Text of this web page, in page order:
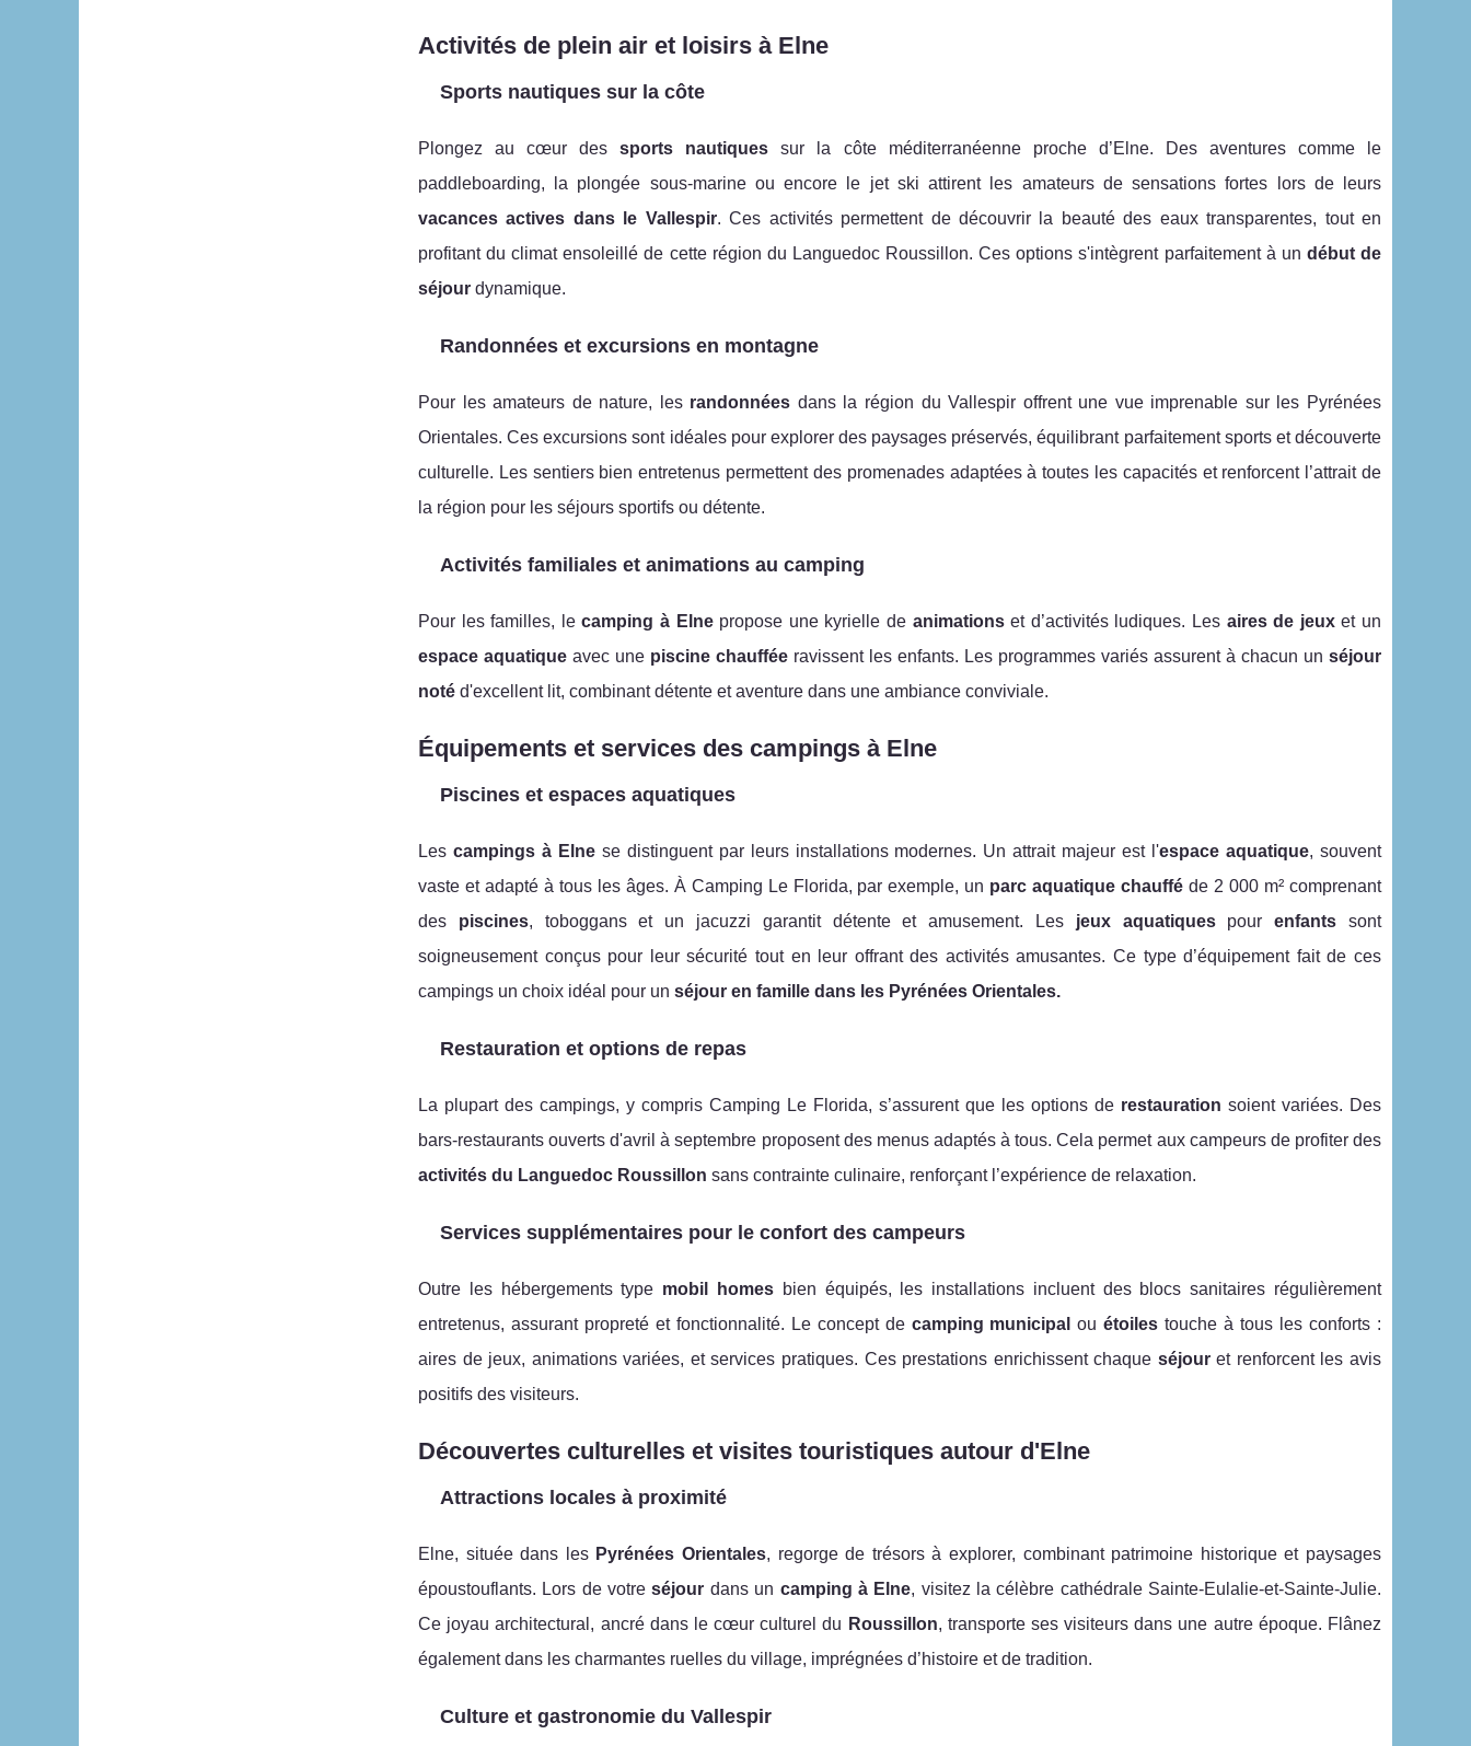
Activités de plein air et loisirs à Elne
Sports nautiques sur la côte
Plongez au cœur dessports nautiques sur la côte méditerranéenne proche d’Elne. Des aventures comme le
paddleboarding, la plongée sous-marine ou encore le jet ski attirent les amateurs de sensations fortes lors de leurs
vacances actives dans le Vallespir. Ces activités permettent de découvrir la beauté des eaux transparentes, tout en
profitant du climat ensoleillé de cette région du Languedoc Roussillon. Ces options s'intègrent parfaitement à un début de
séjour dynamique.
Randonnées et excursions en montagne
Pour les amateurs de nature, les randonnées dans la région du Vallespir offrent une vue imprenable sur les Pyrénées
Orientales. Ces excursions sont idéales pour explorer des paysages préservés, équilibrant parfaitement sports et découverte
culturelle. Les sentiers bien entretenus permettent des promenades adaptées à toutes les capacités et renforcent l’attrait de
la région pour les séjours sportifs ou détente.
Activités familiales et animations au camping
Pour les familles, lecamping à Elnepropose une kyrielle de animationset d’activités ludiques. Les aires de jeuxet un
espace aquatique avec une piscine chauffée ravissent les enfants. Les programmes variés assurent à chacun un séjour
noté d'excellent lit, combinant détente et aventure dans une ambiance conviviale.
Équipements et services des campings à Elne
Piscines et espaces aquatiques
Les campings à Elnese distinguent par leurs installations modernes. Un attrait majeur est l'espace aquatique, souvent
vaste et adapté à tous les âges. À Camping Le Florida, par exemple, un parc aquatique chauffé de 2 000 m² comprenant
des piscines, toboggans et un jacuzzi garantit détente et amusement. Les jeux aquatiquespourenfants sont
soigneusement conçus pour leur sécurité tout en leur offrant des activités amusantes. Ce type d’équipement fait de ces
campings un choix idéal pour un séjour en famille dans les Pyrénées Orientales.
Restauration et options de repas
La plupart des campings, y compris Camping Le Florida, s’assurent que les options de restauration soient variées. Des
bars-restaurants ouverts d'avril à septembre proposent des menus adaptés à tous. Cela permet aux campeurs de profiter des
activités du Languedoc Roussillon sans contrainte culinaire, renforçant l’expérience de relaxation.
Services supplémentaires pour le confort des campeurs
Outre les hébergements type mobil homesbien équipés, les installations incluent des blocs sanitaires régulièrement
entretenus, assurant propreté et fonctionnalité. Le concept de camping municipal ouétoiles touche à tous les conforts :
aires de jeux, animations variées, et services pratiques. Ces prestations enrichissent chaque séjouret renforcent les avis
positifs des visiteurs.
Découvertes culturelles et visites touristiques autour d'Elne
Attractions locales à proximité
Elne, située dans les Pyrénées Orientales, regorge de trésors à explorer, combinant patrimoine historique et paysages
époustouflants. Lors de votreséjour dans un camping à Elne, visitez la célèbre cathédrale Sainte-Eulalie-et-Sainte-Julie.
Ce joyau architectural, ancré dans le cœur culturel du Roussillon, transporte ses visiteurs dans une autre époque. Flânez
également dans les charmantes ruelles du village, imprégnées d’histoire et de tradition.
Culture et gastronomie du Vallespir